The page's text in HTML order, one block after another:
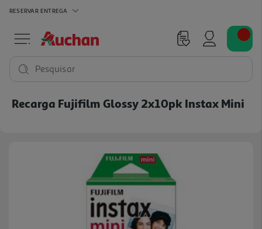
RESERVAR ENTREGA
Pesquisar
Recarga Fujifilm Glossy 2x10pk Instax Mini